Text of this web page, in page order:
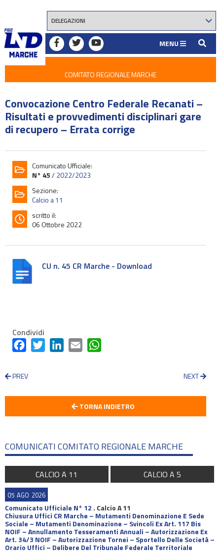
MENU
COMITATO REGIONALE MARCHE
Convocazione Centro Federale Recanati –
Risultati e provvedimenti disciplinari gare
di recupero – Errata corrige
Comunicato Ufficiale:
N° 45/2022/2023
Sezione:
Calcio a 11
scritto il:
06 Ottobre 2022
CU n. 45 CR Marche - Download
Condividi
FacebookTwitter LinkedInEmail
PREV NEXT
TORNA INDIETRO
COMUNICATI COMITATO REGIONALE MARCHE
CALCIO A 11 CALCIO A 5
05 AGO 2026
Comunicato Ufficiale N° 12 . Calcio A 11
Chiusura Uffici CR Marche – Mutamenti Denominazione E Sede
Sociale – Mutamenti Denominazione – Svincoli Ex Art. 117 Bis
NOIF – Annullamento Tesseramenti Annuali – Autorizzazione Ex
Art. 34/3 NOIF – Autorizzazione Tornei – Sportello Delle Società –
Orario Uffici – Delibere Del Tribunale Federale Territoriale